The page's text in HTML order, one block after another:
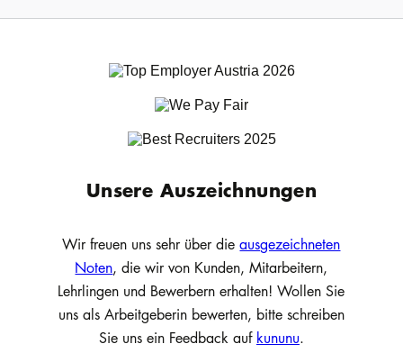
Unsere Auszeichnungen
Wir freuen uns sehr über dieausgezeichneten
Noten, die wir von Kunden, Mitarbeitern,
Lehrlingen und Bewerbern erhalten! Wollen Sie
uns als Arbeitgeberin bewerten, bitte schreiben
Sie uns ein Feedback auf kununu.